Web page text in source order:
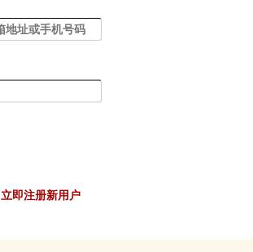
立即注册新用户